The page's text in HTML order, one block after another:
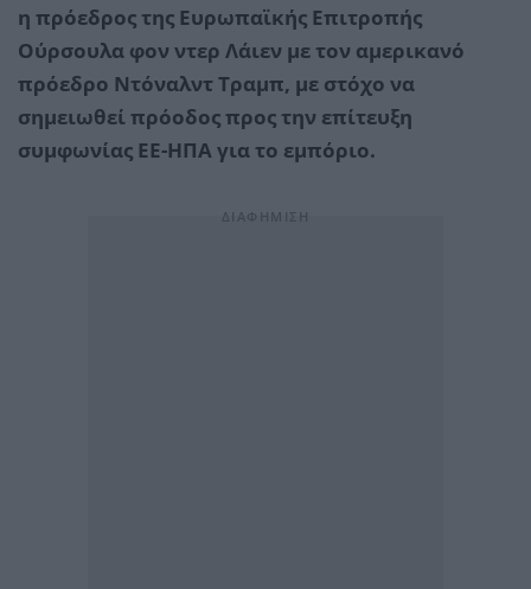
η πρόεδρος της Ευρωπαϊκής Επιτροπής
Ούρσουλα φον ντερ Λάιεν με τον αμερικανό
πρόεδρο Ντόναλντ Τραμπ, με στόχο να
σημειωθεί πρόοδος προς την επίτευξη
συμφωνίας ΕΕ-ΗΠΑ για το εμπόριο.